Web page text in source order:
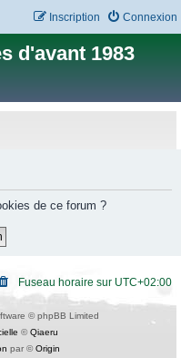
Connexion
Inscription
d'avant 1983
de ce forum ?
Fuseau horaire sur UTC+02:00
© phpBB Limited
©Qiaeru
par ©Origin